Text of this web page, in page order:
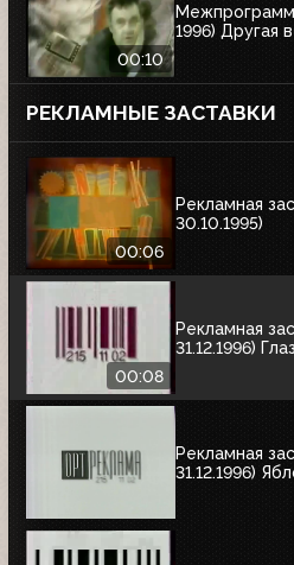
00:10
1996) Другая
РЕКЛАМНЫЕ ЗАСТАВКИ
00:06
Рекламная
30.10.1995)
00:08
Рекламная
31.12.1996)
Рекламная
31.12.1996)